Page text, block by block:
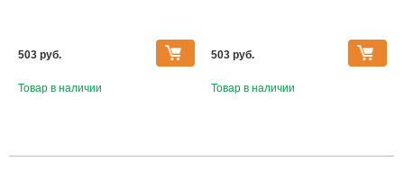
503 pуб.
Товар в наличии
503 pуб.
Товар в наличии